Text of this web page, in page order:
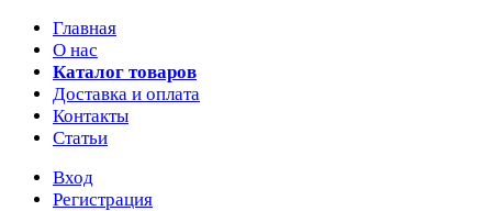
Главная
О нас
Каталог товаров
Доставка и оплата
Контакты
Статьи
Вход
Регистрация